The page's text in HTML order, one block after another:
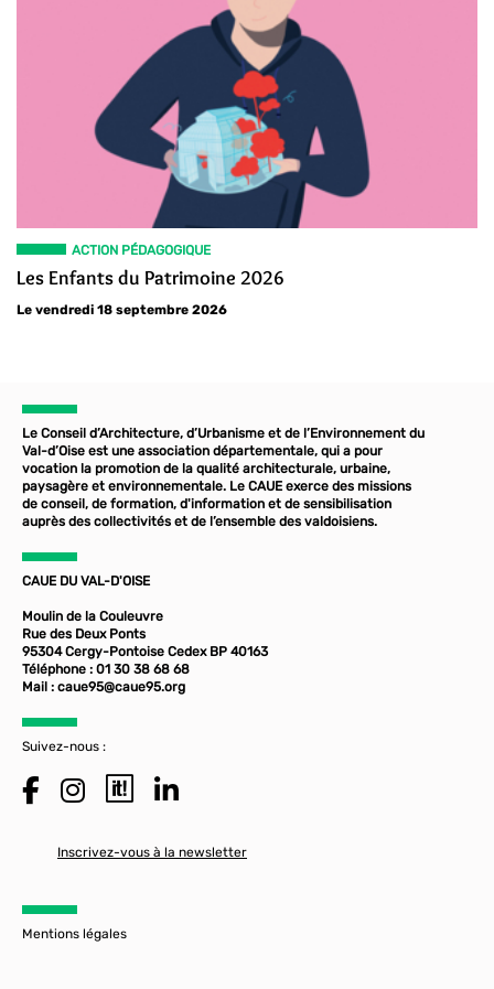
ACTION PÉDAGOGIQUE
Les Enfants du Patrimoine 2026
Le vendredi 18 septembre 2026
Le Conseil d’Architecture, d’Urbanisme et de l’Environnement du
Val-d’Oise est une association départementale, qui a pour
vocation la promotion de la qualité architecturale, urbaine,
paysagère et environnementale. Le CAUE exerce des missions
de conseil, de formation, d'information et de sensibilisation
auprès des collectivités et de l’ensemble des valdoisiens.
CAUE DU VAL-D'OISE
Moulin de la Couleuvre
Rue des Deux Ponts
95304 Cergy-Pontoise Cedex BP 40163
Téléphone : 01 30 38 68 68
Mail : caue95@caue95.org
Suivez-nous :
Inscrivez-vous à la newsletter
Mentions légales